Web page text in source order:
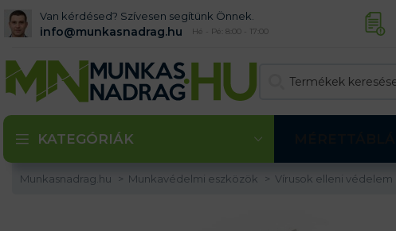
Van kérdésed? Szívesen segítünk Önnek.
info@munkasnadrag.hu Hé - Pé: 8:00 - 17:00
KATEGÓRIÁK
Munkasnadrag.hu Munkavédelmi eszközök Vírusok elleni védelem